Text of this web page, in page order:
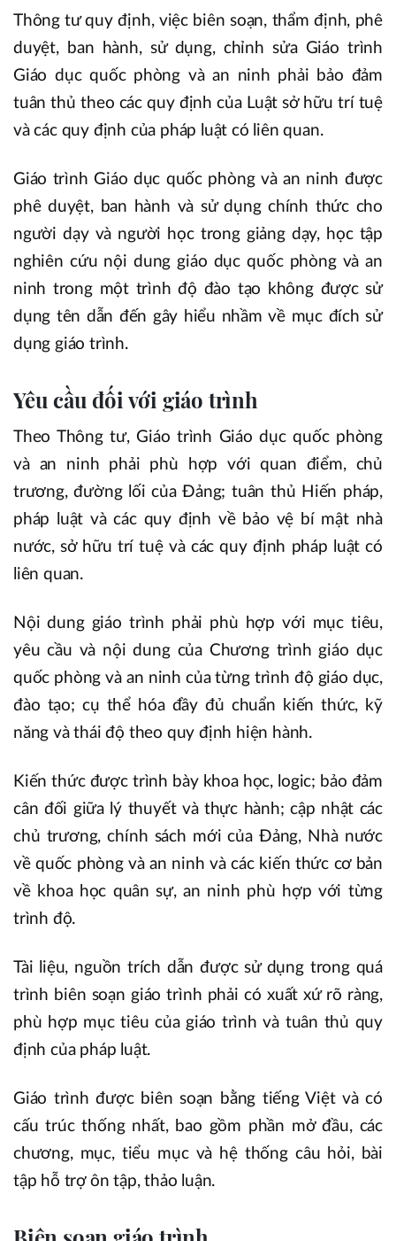
Thông tư quy định, việc biên soạn, thẩm định, phê
duyệt, ban hành, sử dụng, chỉnh sửa Giáo trình
Giáo dục quốc phòng và an ninh phải bảo đảm
tuân thủ theo các quy định của Luật sở hữu trí tuệ
và các quy định của pháp luật có liên quan.
Giáo trình Giáo dục quốc phòng và an ninh được
phê duyệt, ban hành và sử dụng chính thức cho
người dạy và người học trong giảng dạy, học tập
nghiên cứu nội dung giáo dục quốc phòng và an
ninh trong một trình độ đào tạo không được sử
dụng tên dẫn đến gây hiểu nhầm về mục đích sử
dụng giáo trình.
Yêu cầu đối với giáo trình
Theo Thông tư, Giáo trình Giáo dục quốc phòng
và an ninh phải phù hợp với quan điểm, chủ
trương, đường lối của Đảng; tuân thủ Hiến pháp,
pháp luật và các quy định về bảo vệ bí mật nhà
nước, sở hữu trí tuệ và các quy định pháp luật có
liên quan.
Nội dung giáo trình phải phù hợp với mục tiêu,
yêu cầu và nội dung của Chương trình giáo dục
quốc phòng và an ninh của từng trình độ giáo dục,
đào tạo; cụ thể hóa đầy đủ chuẩn kiến thức, kỹ
năng và thái độ theo quy định hiện hành.
Kiến thức được trình bày khoa học, logic; bảo đảm
cân đối giữa lý thuyết và thực hành; cập nhật các
chủ trương, chính sách mới của Đảng, Nhà nước
về quốc phòng và an ninh và các kiến thức cơ bản
về khoa học quân sự, an ninh phù hợp với từng
trình độ.
Tài liệu, nguồn trích dẫn được sử dụng trong quá
trình biên soạn giáo trình phải có xuất xứ rõ ràng,
phù hợp mục tiêu của giáo trình và tuân thủ quy
định của pháp luật.
Giáo trình được biên soạn bằng tiếng Việt và có
cấu trúc thống nhất, bao gồm phần mở đầu, các
chương, mục, tiểu mục và hệ thống câu hỏi, bài
tập hỗ trợ ôn tập, thảo luận.